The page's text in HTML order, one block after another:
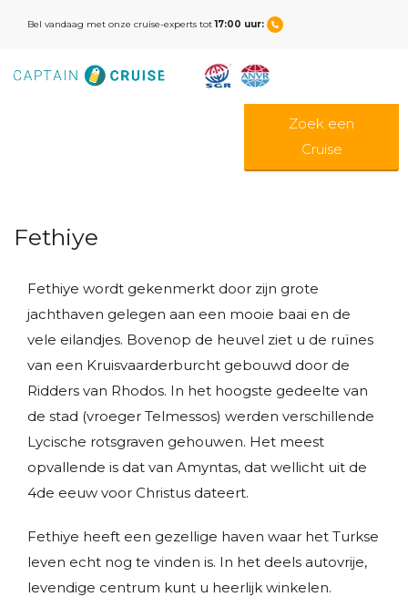
Bel vandaag met onze cruise-experts tot17:00 uur:
Zoek een
Cruise
Fethiye
Fethiye wordt gekenmerkt door zijn grote
jachthaven gelegen aan een mooie baai en de
vele eilandjes. Bovenop de heuvel ziet u de ruïnes
van een Kruisvaarderburcht gebouwd door de
Ridders van Rhodos. In het hoogste gedeelte van
de stad (vroeger Telmessos) werden verschillende
Lycische rotsgraven gehouwen. Het meest
opvallende is dat van Amyntas, dat wellicht uit de
4de eeuw voor Christus dateert.
Fethiye heeft een gezellige haven waar het Turkse
leven echt nog te vinden is. In het deels autovrije,
levendige centrum kunt u heerlijk winkelen.